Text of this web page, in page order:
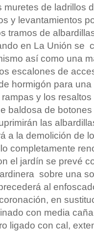
de ladrillos
y levantamientos
tramos de
en La Unión se
así como una
escalones de
hormigón para
y los
baldosa de
las
a la demolición de
completamente
el jardín se prevé
sobre una
al
en
con media
ligado con cal,